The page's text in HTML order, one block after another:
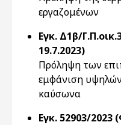
εργαζομένων
Εγκ. Δ1β/
19.7.2023)
Πρόληψη των
εμφάνιση
καύσωνα
Εγκ. 52903/2023